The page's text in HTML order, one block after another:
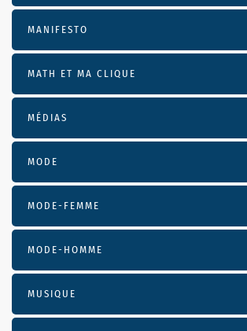
MANIFESTO
MATH ET MA CLIQUE
MÉDIAS
MODE
MODE-FEMME
MODE-HOMME
MUSIQUE